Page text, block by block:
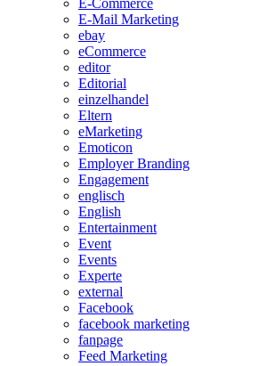
E-Mail Marketing
ebay
eCommerce
editor
Editorial
einzelhandel
Eltern
eMarketing
Emoticon
Employer Branding
Engagement
englisch
English
Entertainment
Event
Events
Experte
external
Facebook
facebook marketing
fanpage
Feed Marketing